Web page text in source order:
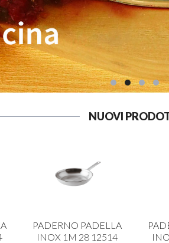
NUOVI
PADERNO PADELLA
INOX 1M 28 12514